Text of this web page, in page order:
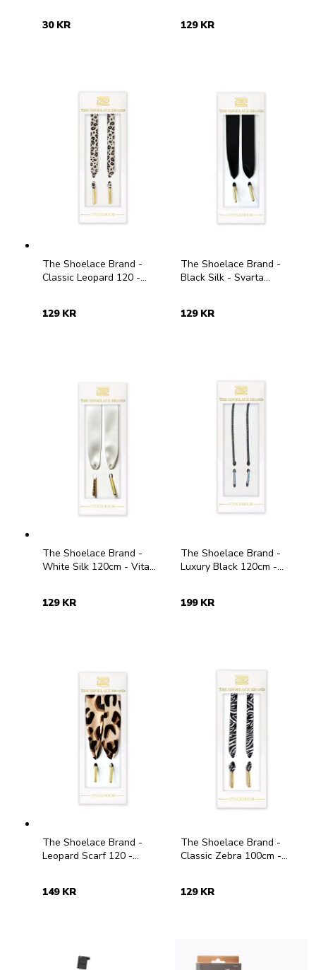
30 KR 129 KR
The Shoelace Brand -
Classic Leopard 120 -
129 KR
The Shoelace Brand -
Black Silk - Svarta
129 KR
The Shoelace Brand -
White Silk 120cm - Vita
129 KR
The Shoelace Brand -
Luxury Black 120cm -
199 KR
The Shoelace Brand -
Leopard Scarf 120 -
149 KR
The Shoelace Brand -
Classic Zebra 100cm -
129 KR